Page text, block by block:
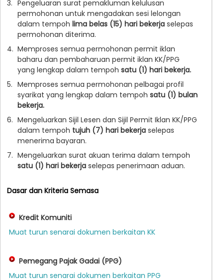
3. Pengeluaran surat pemakluman kelulusan
permohonan untuk mengadakan sesi lelongan
dalam tempoh lima belas (15) hari bekerja selepas
permohonan diterima.
4. Memproses semua permohonan permit iklan
baharu dan pembaharuan permit iklan KK/PPG
yang lengkap dalam tempoh satu (1) hari bekerja.
5. Memproses semua permohonan pelbagai profil
syarikat yang lengkap dalam tempoh satu (1) bulan
bekerja.
6. Mengeluarkan Sijil Lesen dan Sijil Permit Iklan KK/PPG
dalam tempoh tujuh (7) hari bekerja selepas
menerima bayaran.
7. Mengeluarkan surat akuan terima dalam tempoh
satu (1) hari bekerja selepas penerimaan aduan.
Dasar dan Kriteria Semasa
Kredit Komuniti
Muat turun senarai dokumen berkaitan KK
Pemegang Pajak Gadai (PPG)
Muat turun senarai dokumen berkaitan PPG